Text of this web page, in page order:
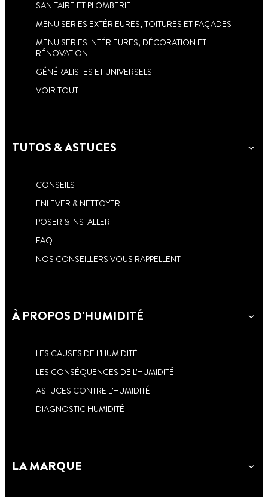
SANITAIRE ET PLOMBERIE
MENUISERIES EXTÉRIEURES, TOITURES ET FAÇADES
MENUISERIES INTÉRIEURES, DÉCORATION ET
RÉNOVATION
GÉNÉRALISTES ET UNIVERSELS
VOIR TOUT
TUTOS & ASTUCES
CONSEILS
ENLEVER & NETTOYER
POSER & INSTALLER
FAQ
NOS CONSEILLERS VOUS RAPPELLENT
À PROPOS D'HUMIDITÉ
LES CAUSES DE L'HUMIDITÉ
LES CONSÉQUENCES DE L'HUMIDITÉ
ASTUCES CONTRE L’HUMIDITÉ
DIAGNOSTIC HUMIDITÉ
LA MARQUE